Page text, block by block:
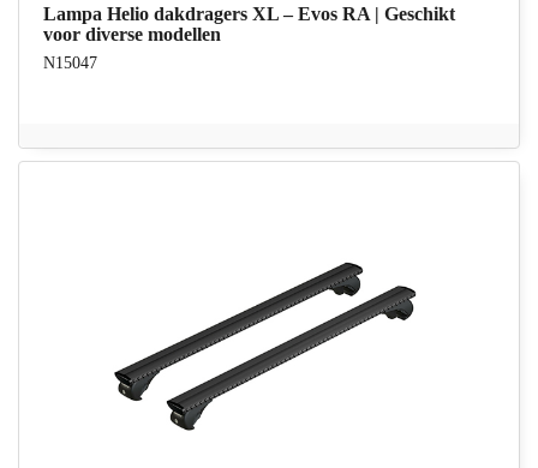
Lampa Helio dakdragers XL – Evos RA | Geschikt
voor diverse modellen
N15047